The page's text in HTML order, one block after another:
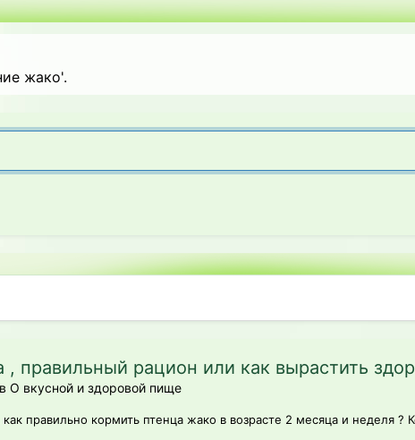
жако'.
правильный рацион или как вырастить
О вкусной и здоровой пище
правильно кормить птенца жако в возрасте 2 месяца и неделя ?